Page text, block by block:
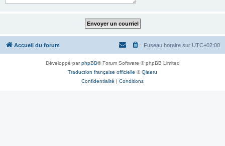
Accueil du forum Fuseau horaire sur UTC+02:00
Développé parphpBB® Forum Software © phpBB Limited
Traduction française officielle ©Qiaeru
Confidentialité | Conditions